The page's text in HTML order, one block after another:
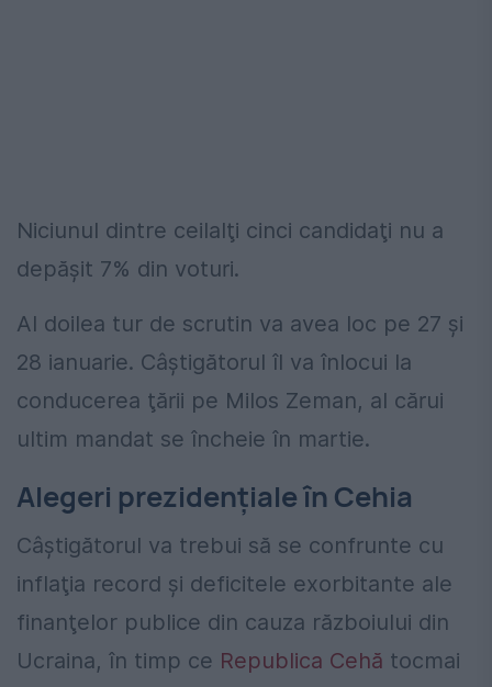
Niciunul dintre ceilalţi cinci candidaţi nu a
depăşit 7% din voturi.
Al doilea tur de scrutin va avea loc pe 27 şi
28 ianuarie. Câştigătorul îl va înlocui la
conducerea ţării pe Milos Zeman, al cărui
ultim mandat se încheie în martie.
Alegeri prezidențiale în Cehia
Câştigătorul va trebui să se confrunte cu
inflaţia record şi deficitele exorbitante ale
finanţelor publice din cauza războiului din
Ucraina, în timp ce Republica Cehă tocmai